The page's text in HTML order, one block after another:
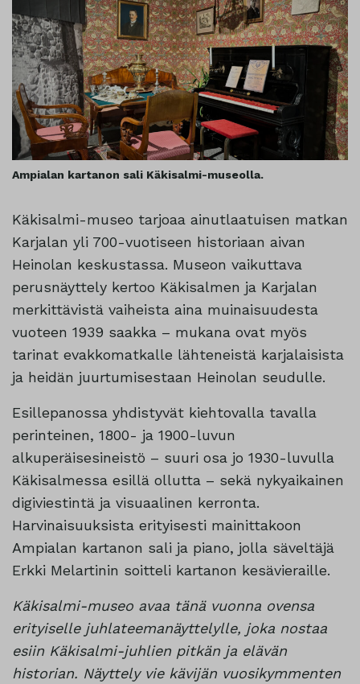
Ampialan kartanon sali Käkisalmi-museolla.
Käkisalmi-museo tarjoaa ainutlaatuisen matkan
Karjalan yli 700-vuotiseen historiaan aivan
Heinolan keskustassa. Museon vaikuttava
perusnäyttely kertoo Käkisalmen ja Karjalan
merkittävistä vaiheista aina muinaisuudesta
vuoteen 1939 saakka – mukana ovat myös
tarinat evakkomatkalle lähteneistä karjalaisista
ja heidän juurtumisestaan Heinolan seudulle.
Esillepanossa yhdistyvät kiehtovalla tavalla
perinteinen, 1800- ja 1900-luvun
alkuperäisesineistö – suuri osa jo 1930-luvulla
Käkisalmessa esillä ollutta – sekä nykyaikainen
digiviestintä ja visuaalinen kerronta.
Harvinaisuuksista erityisesti mainittakoon
Ampialan kartanon sali ja piano, jolla säveltäjä
Erkki Melartinin soitteli kartanon kesävieraille.
Käkisalmi-museo avaa tänä vuonna ovensa
erityiselle juhlateemanäyttelylle, joka nostaa
esiin Käkisalmi-juhlien pitkän ja elävän
historian. Näyttely vie kävijän vuosikymmenten